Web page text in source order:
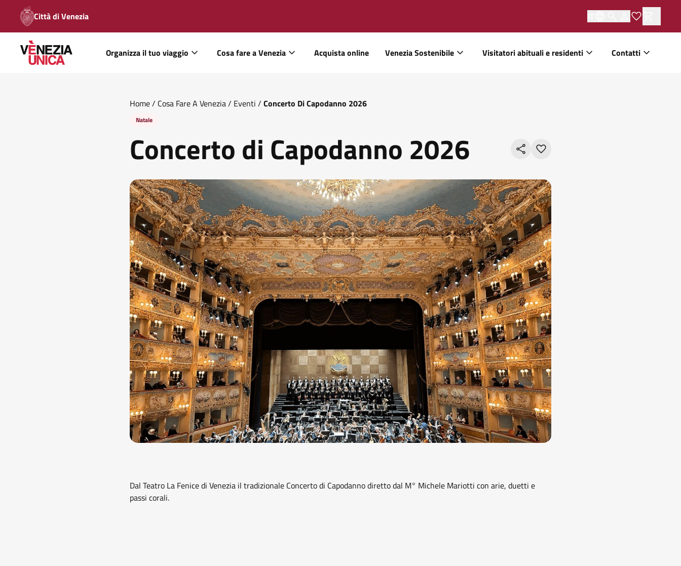
Città di Venezia
Organizza il tuo viaggio Cosa fare a Venezia Acquista online Venezia Sostenibile Visitatori abituali e residenti Contatti
Home/ Cosa Fare A Venezia/ Eventi / Concerto Di Capodanno 2026
Natale
Concerto di Capodanno 2026
Dal Teatro La Fenice di Venezia il tradizionale Concerto di Capodanno diretto dal M° Michele Mariotti con arie, duetti e
passi corali.